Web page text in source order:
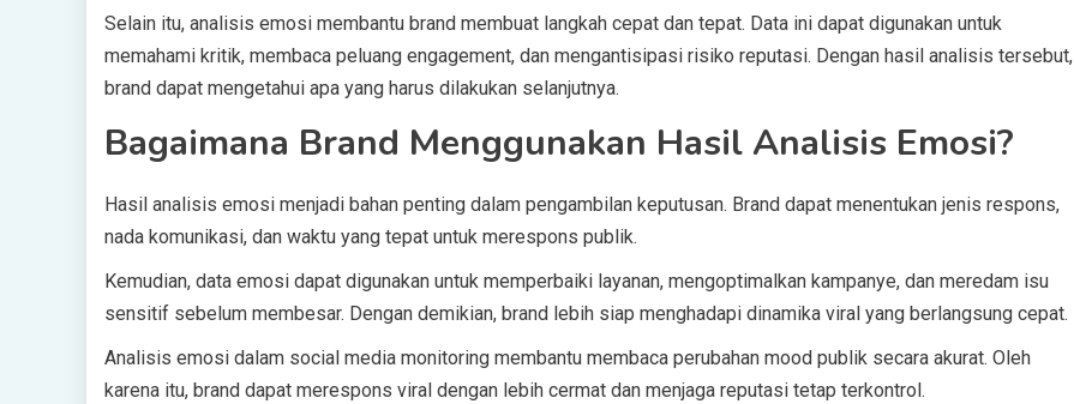
Selain itu, analisis emosi membantu brand membuat langkah cepat dan tepat. Data ini dapat digunakan untuk
memahami kritik, membaca peluang engagement, dan mengantisipasi risiko reputasi. Dengan hasil analisis tersebut,
brand dapat mengetahui apa yang harus dilakukan selanjutnya.
Bagaimana Brand Menggunakan Hasil Analisis Emosi?
Hasil analisis emosi menjadi bahan penting dalam pengambilan keputusan. Brand dapat menentukan jenis respons,
nada komunikasi, dan waktu yang tepat untuk merespons publik.
Kemudian, data emosi dapat digunakan untuk memperbaiki layanan, mengoptimalkan kampanye, dan meredam isu
sensitif sebelum membesar. Dengan demikian, brand lebih siap menghadapi dinamika viral yang berlangsung cepat.
Analisis emosi dalam social media monitoring membantu membaca perubahan mood publik secara akurat. Oleh
karena itu, brand dapat merespons viral dengan lebih cermat dan menjaga reputasi tetap terkontrol.